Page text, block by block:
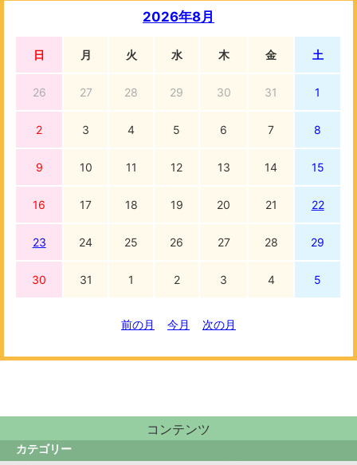
2026年8月
日 月 火 水 木 金 土
26 27 28 29 30 31 1
2 3 4 5 6 7 8
9 10 11 12 13 14 15
16 17 18 19 20 21 22
23 24 25 26 27 28 29
30 31 1 2 3 4 5
前の月 今月 次の月
コンテンツ
カテゴリー